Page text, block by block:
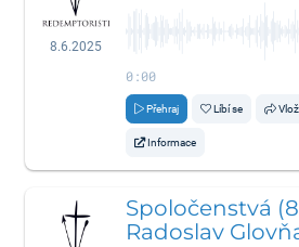
8.6.2025
0:00
Přehraj Líbí se
Informace
Spoločenstvá
Radoslav